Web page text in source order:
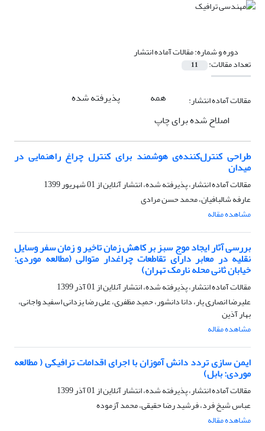
دوره و شماره:مقالات آماده انتشار
تعداد مقالات: 11
مقالات آماده انتشار: همه
پذیرفته شده
اصلاح شده برای چاپ
طراحی کنترل‌کننده‌ی هوشمند برای کنترل چراغ راهنمایی در
میدان
مقالات آماده انتشار، پذیرفته شده، انتشار آنلاین از01 شهریور 1399
عارفه شالبافیان، محمد حسن مرادی
مشاهده مقاله
بررسی آثار ایجاد موج سبز بر کاهش زمان تاخیر و زمان سفر وسایل
نقلیه در معابر دارای تقاطعات چراغدار متوالی (مطالعه موردی:
خیابان ثانی محله نارمک تهران)
مقالات آماده انتشار، پذیرفته شده، انتشار آنلاین از01 آذر 1399
علیرضا انصاری یار، دانا دانشور، حمید مظفری، علی رضا یزدانی اسفید واجانی،
بهار آذین
مشاهده مقاله
ایمن سازی تردد دانش آموزان با اجرای اقدامات ترافیکی ( مطالعه
موردی: بابل)
مقالات آماده انتشار، پذیرفته شده، انتشار آنلاین از01 آذر 1399
عباس شیخ فرد، فرشید رضا حقیقی، محمد آزموده
مشاهده مقاله